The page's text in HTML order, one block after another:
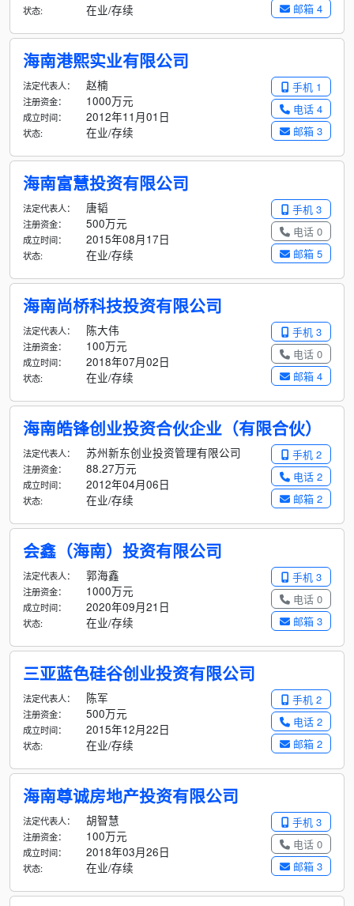
邮箱 4
状态: 在业/存续
海南港熙实业有限公司
手机 1
电话 4
邮箱 3
法定代表人： 赵楠
注册资金： 1000万元
成立时间： 2012年11月01日
状态: 在业/存续
海南富慧投资有限公司
手机 3
电话 0
邮箱 5
法定代表人： 唐韬
注册资金： 500万元
成立时间： 2015年08月17日
状态: 在业/存续
海南尚桥科技投资有限公司
手机 3
电话 0
邮箱 4
法定代表人： 陈大伟
注册资金： 100万元
成立时间： 2018年07月02日
状态: 在业/存续
海南皓锋创业投资合伙企业（有限合伙）
手机 2
电话 2
邮箱 2
法定代表人： 苏州新东创业投资管理有限公司
注册资金： 88.27万元
成立时间： 2012年04月06日
状态: 在业/存续
会鑫（海南）投资有限公司
手机 3
电话 0
邮箱 3
法定代表人： 郭海鑫
注册资金： 1000万元
成立时间： 2020年09月21日
状态: 在业/存续
三亚蓝色硅谷创业投资有限公司
手机 2
电话 2
邮箱 2
法定代表人： 陈军
注册资金： 500万元
成立时间： 2015年12月22日
状态: 在业/存续
海南尊诚房地产投资有限公司
手机 3
电话 0
邮箱 3
法定代表人： 胡智慧
注册资金： 100万元
成立时间： 2018年03月26日
状态: 在业/存续